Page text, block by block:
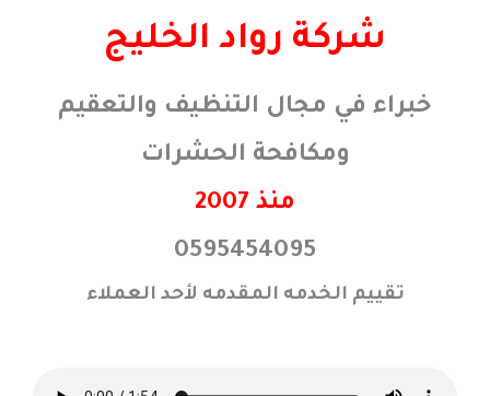
شركة رواد الخليج
خبراء في مجال التنظيف والتعقيم
ومكافحة الحشرات
منذ 2007
0595454095
تقييم الخدمه المقدمه لأحد العملاء